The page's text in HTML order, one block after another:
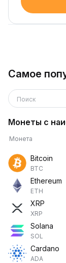
Самое
Поиск
Монеты с
Монета
Bitcoin
BTC
Ethereum
ETH
XRP
XRP
Solana
SOL
Cardano
ADA